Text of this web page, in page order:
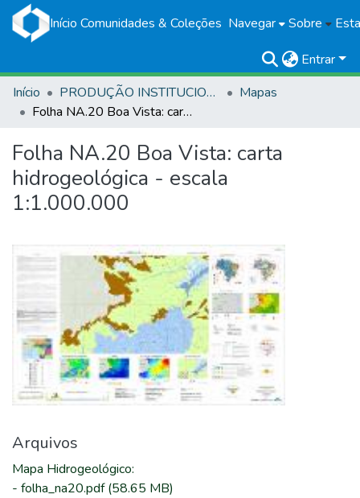
Início Comunidades & Coleções Navegar Sobre
Entrar
Início
PRODUÇÃO INSTITUCIONAL
Mapas
Folha NA.20 Boa Vista: carta hidrogeológica - escala 1:1.000.000
Folha NA.20 Boa Vista: carta
hidrogeológica - escala
1:1.000.000
Arquivos
Mapa Hidrogeológico:
- folha_na20.pdf(58.65 MB)